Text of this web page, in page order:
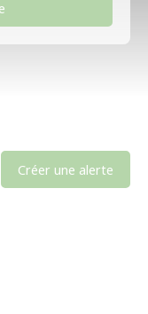
Créer une alerte